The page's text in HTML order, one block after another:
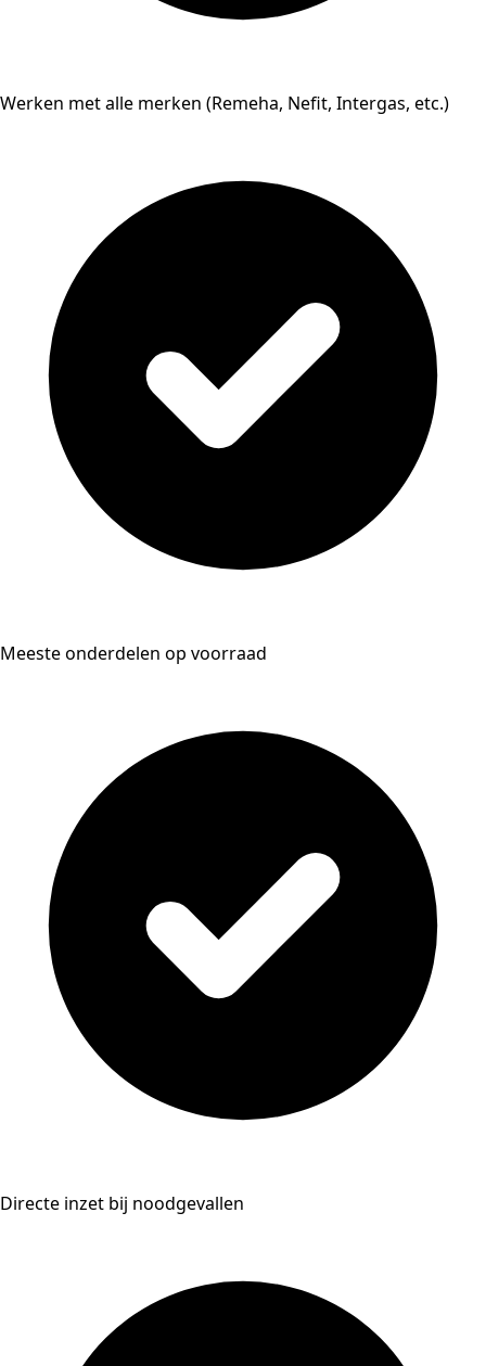
Werken met alle merken (Remeha, Nefit, Intergas, etc.)
Meeste onderdelen op voorraad
Directe inzet bij noodgevallen